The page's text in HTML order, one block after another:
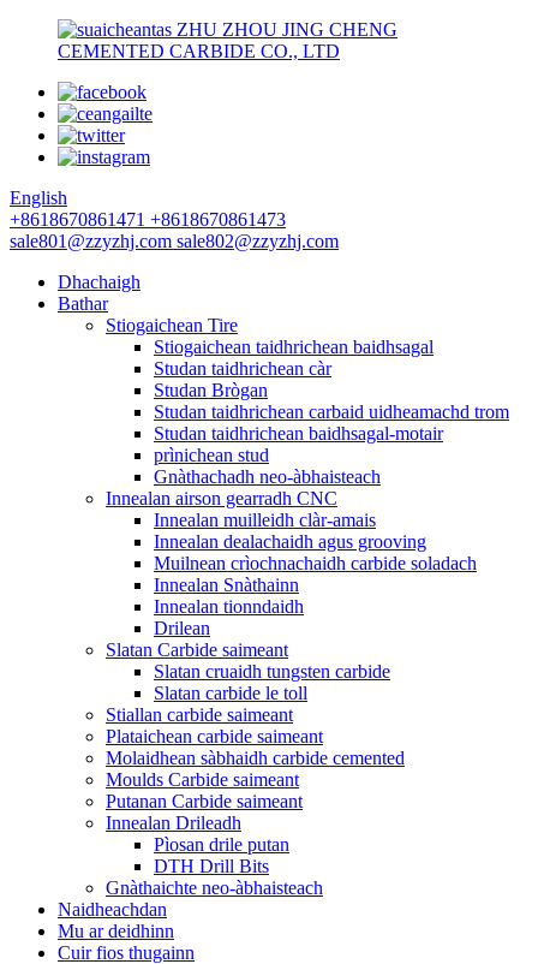
ZHU ZHOU JING CHENG
CEMENTED CARBIDE CO., LTD
English
+8618670861471 +8618670861473
sale801@zzyzhj.com sale802@zzyzhj.com
Dhachaigh
Bathar
Stiogaichean Tire
Stiogaichean taidhrichean baidhsagal
Studan taidhrichean càr
Studan Brògan
Studan taidhrichean carbaid uidheamachd trom
Studan taidhrichean baidhsagal-motair
prìnichean stud
Gnàthachadh neo-àbhaisteach
Innealan airson gearradh CNC
Innealan muilleidh clàr-amais
Innealan dealachaidh agus grooving
Muilnean crìochnachaidh carbide soladach
Innealan Snàthainn
Innealan tionndaidh
Drilean
Slatan Carbide saimeant
Slatan cruaidh tungsten carbide
Slatan carbide le toll
Stiallan carbide saimeant
Plataichean carbide saimeant
Molaidhean sàbhaidh carbide cemented
Moulds Carbide saimeant
Putanan Carbide saimeant
Innealan Drileadh
Pìosan drile putan
DTH Drill Bits
Gnàthaichte neo-àbhaisteach
Naidheachdan
Mu ar deidhinn
Cuir fios thugainn